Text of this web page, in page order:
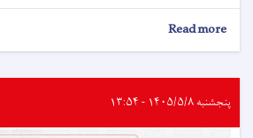
Read more
اعلان
پنجشنبه ۱۴۰۵/۵/۸ - ۱۳:۵۴